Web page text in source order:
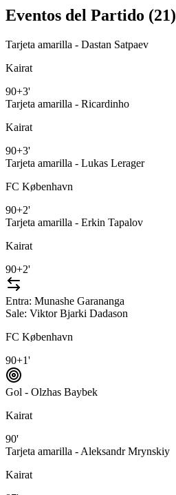
Eventos del Partido (21)
Tarjeta amarilla - Dastan Satpaev
Kairat
90+3'
Tarjeta amarilla - Ricardinho
Kairat
90+3'
Tarjeta amarilla - Lukas Lerager
FC København
90+2'
Tarjeta amarilla - Erkin Tapalov
Kairat
90+2'
Entra: Munashe Garananga
Sale: Viktor Bjarki Dadason
FC København
90+1'
Gol - Olzhas Baybek
Kairat
90'
Tarjeta amarilla - Aleksandr Mrynskiy
Kairat